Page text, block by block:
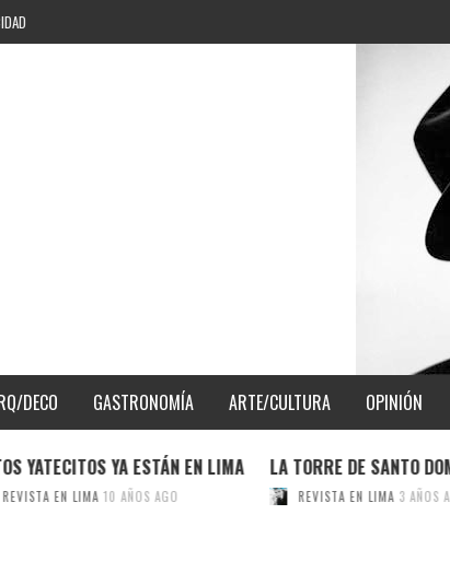
DECO GASTRONOMÍA ARTE/CULTURA OPINIÓN
YA ESTÁN EN LIMA
LIMA 10 AÑOS AGO
LA TORRE DE SANTO DOMINGO II
REVISTA EN LIMA 3 AÑOS AGO